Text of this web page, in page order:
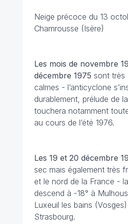
Neige précoce du 13
Chamrousse (Isère)
Les mois de novembre
décembre 1975 sont très
calmes - l’anticyclone
durablement, prélude de
touchera notamment
au cours de l’été 1976.
Les 19 et 20 décembre
sec mais également très
et le nord de la France -
descend à -18° à
Luxeuil les bains
Strasbourg.